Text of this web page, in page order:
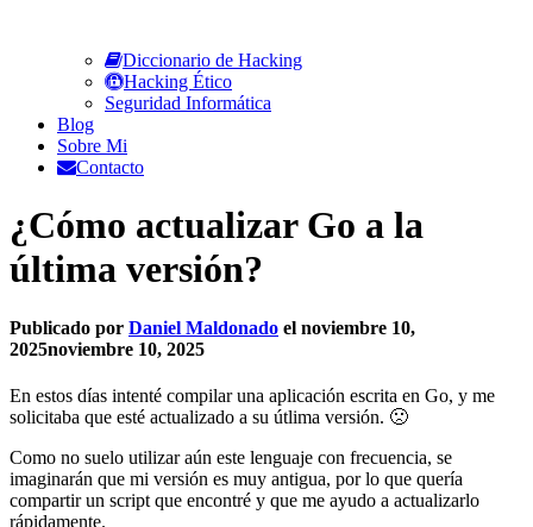
Diccionario de Hacking
Hacking Ético
Seguridad Informática
Blog
Sobre Mi
Contacto
¿Cómo actualizar Go a la
última versión?
Publicado por Daniel Maldonado el noviembre 10,
2025noviembre 10, 2025
En estos días intenté compilar una aplicación escrita en Go, y me
solicitaba que esté actualizado a su útlima versión. 🙁
Como no suelo utilizar aún este lenguaje con frecuencia, se
imaginarán que mi versión es muy antigua, por lo que quería
compartir un script que encontré y que me ayudo a actualizarlo
rápidamente.